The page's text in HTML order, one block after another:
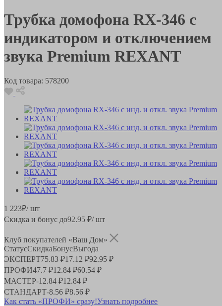
Трубка домофона RX-346 с
индикатором и отключением
звука Premium REXANT
Код товара: 578200
1 223₽/ шт
Скидка и бонус до92.95 ₽/ шт
Клуб покупателей «Ваш Дом»
СтатусСкидкаБонусВыгода
ЭКСПЕРТ75.83 ₽17.12 ₽92.95 ₽
ПРОФИ47.7 ₽12.84 ₽60.54 ₽
МАСТЕР-12.84 ₽12.84 ₽
СТАНДАРТ-8.56 ₽8.56 ₽
Как стать «ПРОФИ» сразу!Узнать подробнее